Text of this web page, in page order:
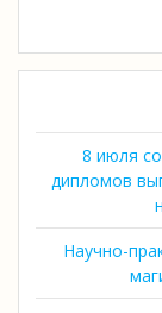
8 июля
дипломов
Научно-